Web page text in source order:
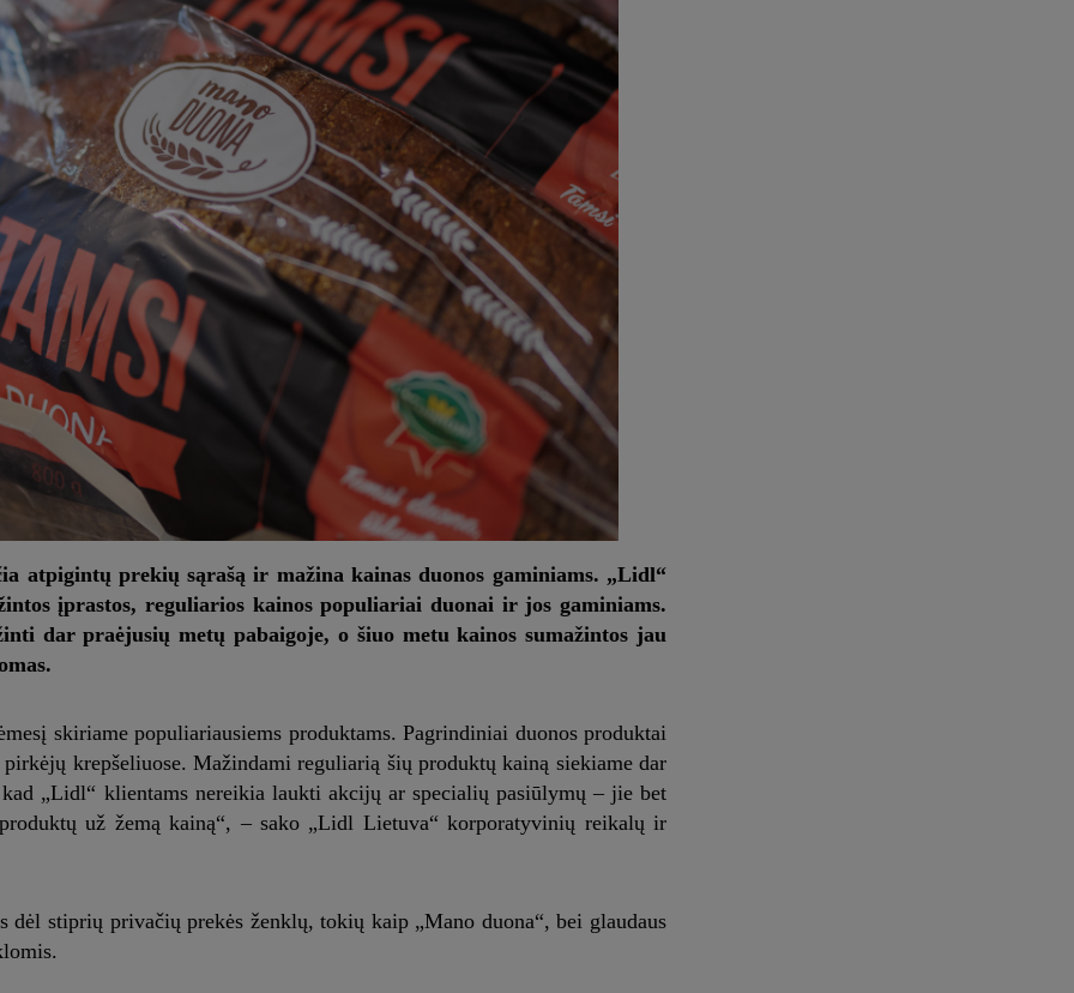
atpigintų prekių sąrašą ir mažina kainas duonos gaminiams. „Lidl“
įprastos, reguliarios kainos populiariai duonai ir jos gaminiams.
dar praėjusių metų pabaigoje, o šiuo metu kainos sumažintos jau
skiriame populiariausiems produktams. Pagrindiniai duonos produktai
krepšeliuose. Mažindami reguliarią šių produktų kainą siekiame dar
„Lidl“ klientams nereikia laukti akcijų ar specialių pasiūlymų – jie bet
už žemą kainą“, – sako „Lidl Lietuva“ korporatyvinių reikalų ir
dėl stiprių privačių prekės ženklų, tokių kaip „Mano duona“, bei glaudaus